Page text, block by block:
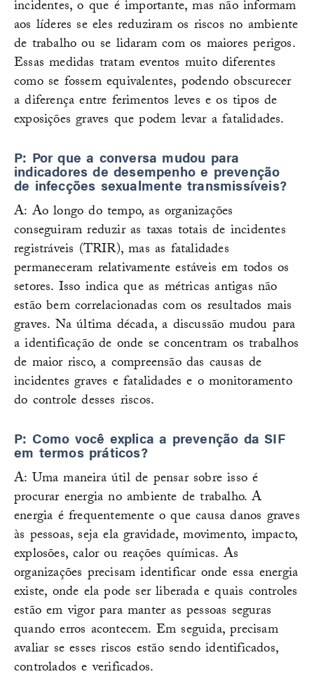
incidentes, o que é importante, mas não informam
aos líderes se eles reduziram os riscos no ambiente
de trabalho ou se lidaram com os maiores perigos.
Essas medidas tratam eventos muito diferentes
como se fossem equivalentes, podendo obscurecer
a diferença entre ferimentos leves e os tipos de
exposições graves que podem levar a fatalidades.
P: Por que a conversa mudou para
indicadores de desempenho e prevenção
de infecções sexualmente transmissíveis?
A: Ao longo do tempo, as organizações
conseguiram reduzir as taxas totais de incidentes
registráveis (TRIR), mas as fatalidades
permaneceram relativamente estáveis em todos os
setores. Isso indica que as métricas antigas não
estão bem correlacionadas com os resultados mais
graves. Na última década, a discussão mudou para
a identificação de onde se concentram os trabalhos
de maior risco, a compreensão das causas de
incidentes graves e fatalidades e o monitoramento
do controle desses riscos.
P: Como você explica a prevenção da SIF
em termos práticos?
A: Uma maneira útil de pensar sobre isso é
procurar energia no ambiente de trabalho. A
energia é frequentemente o que causa danos graves
às pessoas, seja ela gravidade, movimento, impacto,
explosões, calor ou reações químicas. As
organizações precisam identificar onde essa energia
existe, onde ela pode ser liberada e quais controles
estão em vigor para manter as pessoas seguras
quando erros acontecem. Em seguida, precisam
avaliar se esses riscos estão sendo identificados,
controlados e verificados.